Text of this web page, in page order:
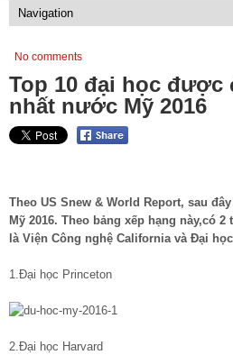
No comments
Top 10 đại học được
nhất nước Mỹ 2016
Theo US Snew & World Report, sau
Mỹ 2016. Theo bảng xếp hạng này,có
là Viện Công nghệ California và Đại
1.Đại học Princeton
2.Đại học Harvard